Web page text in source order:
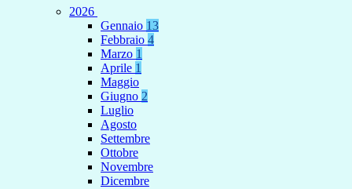
2026
Gennaio 13
Febbraio 4
Marzo 1
Aprile 1
Maggio
Giugno 2
Luglio
Agosto
Settembre
Ottobre
Novembre
Dicembre